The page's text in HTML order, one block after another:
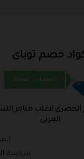
خصم توباى
الحصرى لاغلب متاجر
العربى
سياسة